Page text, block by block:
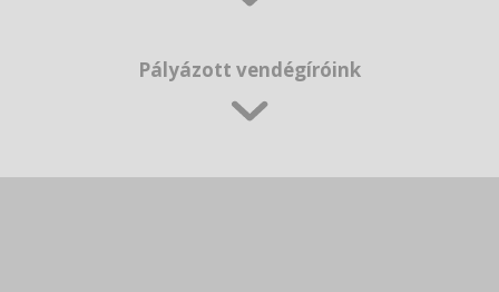
Pályázott vendégíróink